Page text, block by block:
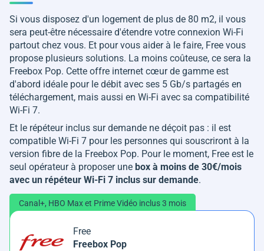
Si vous disposez d'un logement de plus de 80 m2, il vous
sera peut-être nécessaire d'étendre votre connexion Wi-Fi
partout chez vous. Et pour vous aider à le faire, Free vous
propose plusieurs solutions. La moins coûteuse, ce sera la
Freebox Pop. Cette offre internet cœur de gamme est
d'abord idéale pour le débit avec ses 5 Gb/s partagés en
téléchargement, mais aussi en Wi-Fi avec sa compatibilité
Wi-Fi 7.
Et le répéteur inclus sur demande ne déçoit pas : il est
compatible Wi-Fi 7 pour les personnes qui souscriront à la
version fibre de la Freebox Pop. Pour le moment, Free est le
seul opérateur à proposer une box à moins de 30€/mois
avec un répéteur Wi-Fi 7 inclus sur demande.
Canal+, HBO Max et Prime Vidéo inclus 3 mois
Free
Freebox Pop